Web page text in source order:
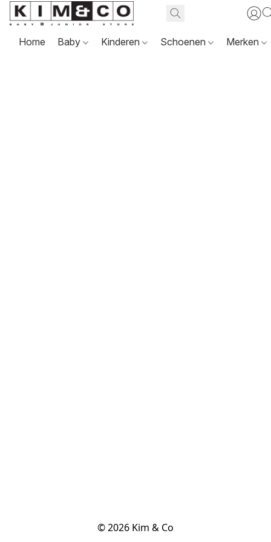
Home Baby Kinderen Schoenen Merken
© 2026 Kim & Co